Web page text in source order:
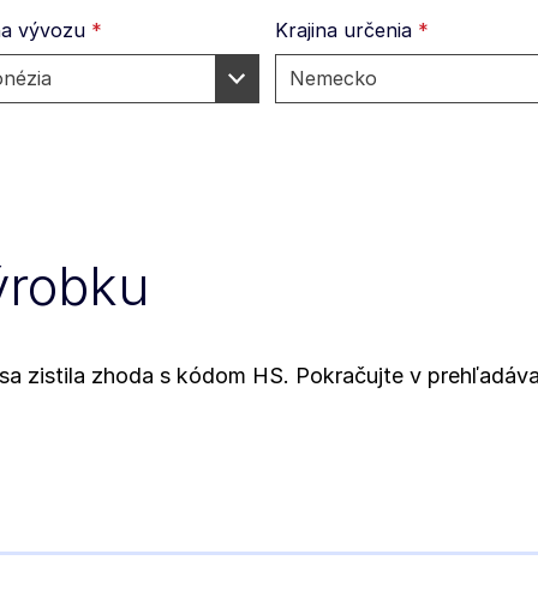
vývozu * Krajina určenia *
zistila zhoda s kódom HS. Pokračujte v